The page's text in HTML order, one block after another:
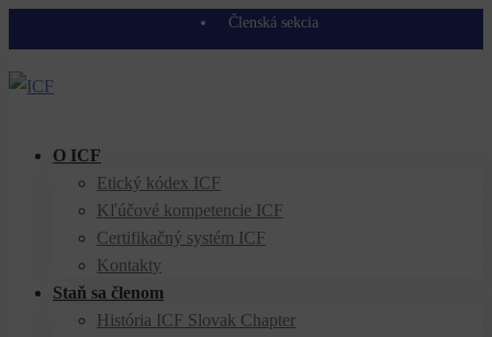
Členská sekcia
O ICF
Etický kódex ICF
Kľúčové kompetencie ICF
Certifikačný systém ICF
Kontakty
Staň sa členom
História ICF Slovak Chapter